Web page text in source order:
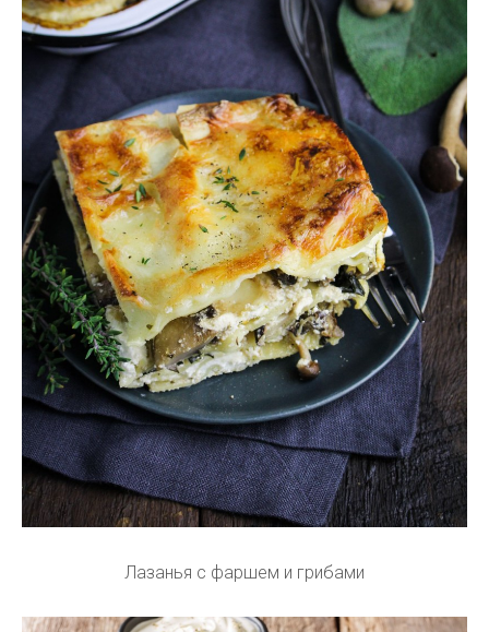
Лазанья с фаршем и грибами